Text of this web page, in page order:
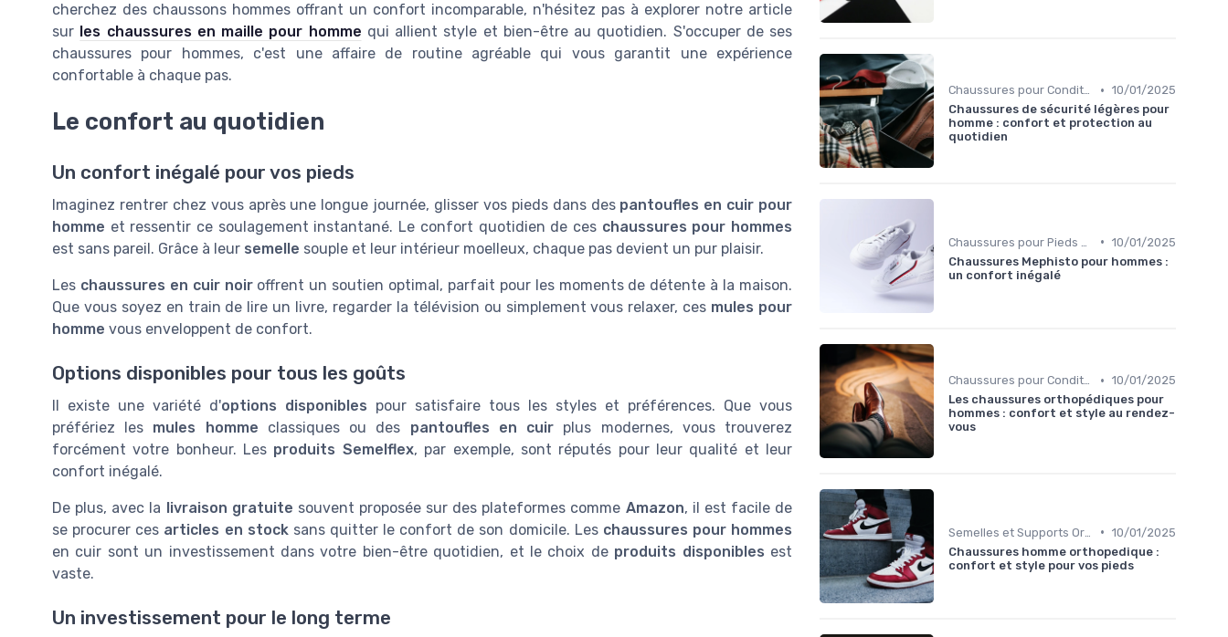
cherchez des chaussons hommes offrant un confort incomparable, n'hésitez pas à explorer notre article
sur les chaussures en maille pour homme qui allient style et bien-être au quotidien. S'occuper de ses
chaussures pour hommes, c'est une affaire de routine agréable qui vous garantit une expérience
confortable à chaque pas.
Le confort au quotidien
Un confort inégalé pour vos pieds
Imaginez rentrer chez vous après une longue journée, glisser vos pieds dans des pantoufles en cuir pour
homme et ressentir ce soulagement instantané. Le confort quotidien de ces chaussures pour hommes
est sans pareil. Grâce à leur semelle souple et leur intérieur moelleux, chaque pas devient un pur plaisir.
Les chaussures en cuir noiroffrent un soutien optimal, parfait pour les moments de détente à la maison.
Que vous soyez en train de lire un livre, regarder la télévision ou simplement vous relaxer, ces mules pour
homme vous enveloppent de confort.
Options disponibles pour tous les goûts
Il existe une variété d'options disponibles pour satisfaire tous les styles et préférences. Que vous
préfériez les mules homme classiques ou des pantoufles en cuir plus modernes, vous trouverez
forcément votre bonheur. Les produits Semelflex, par exemple, sont réputés pour leur qualité et leur
confort inégalé.
De plus, avec la livraison gratuite souvent proposée sur des plateformes comme Amazon, il est facile de
se procurer ces articles en stocksans quitter le confort de son domicile. Les chaussures pour hommes
en cuir sont un investissement dans votre bien-être quotidien, et le choix de produits disponibles est
vaste.
Un investissement pour le long terme
Chaussures pour Conditions Spécifiques • 10/01/2025
Chaussures de sécurité légères pour
homme : confort et protection au
quotidien
• 10/01/2025
Chaussures Mephisto pour hommes :
un confort inégalé
Chaussures pour Conditions Spécifiques • 10/01/2025
Les chaussures orthopédiques pour
hommes : confort et style au rendez-
vous
• 10/01/2025
Chaussures homme orthopedique :
confort et style pour vos pieds